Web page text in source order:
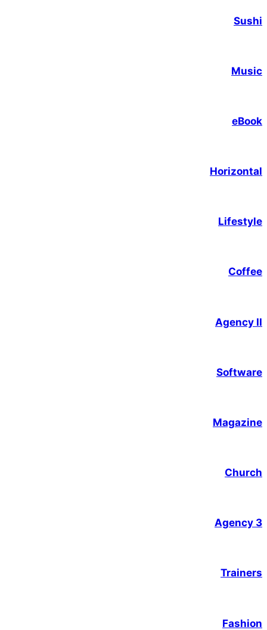
Sushi
Music
eBook
Horizontal
Lifestyle
Coffee
Agency II
Software
Magazine
Church
Agency 3
Trainers
Fashion